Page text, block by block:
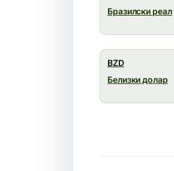
Бразилски реал
BZD
Белизки долар